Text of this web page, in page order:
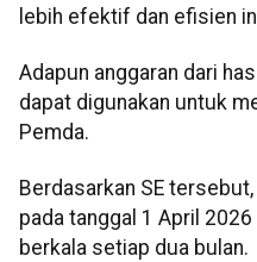
lebih efektif dan efisien
Adapun anggaran dari
dapat digunakan untuk
Pemda.
Berdasarkan SE
pada tanggal 1 April
berkala setiap dua bulan.